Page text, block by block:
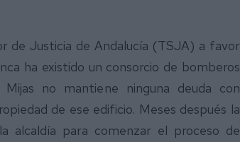
de Justicia de Andalucía (TSJA) a favor
ha existido un consorcio de bomberos
no mantiene ninguna deuda con
de ese edificio. Meses después la
alcaldía para comenzar el proceso de